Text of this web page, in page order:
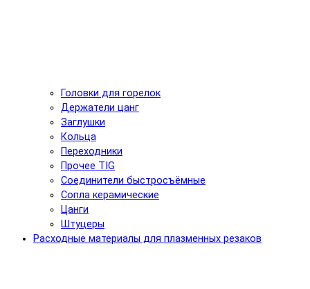
Головки для горелок
Держатели цанг
Заглушки
Кольца
Переходники
Прочее TIG
Соединители быстросъёмные
Сопла керамические
Цанги
Штуцеры
Расходные материалы для плазменных резаков